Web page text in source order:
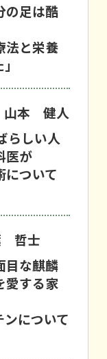
の足は酷
法と栄養
山本 健人
らしい人
医が
ついて
哲士
目な麒麟
する家
について